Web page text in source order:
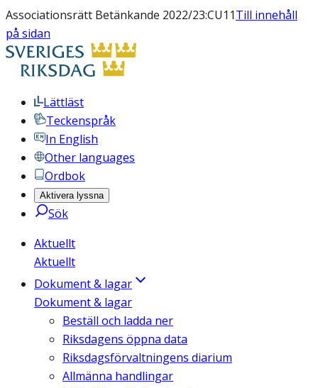
Associationsrätt Betänkande 2022/23:CU11Till innehåll
på sidan
Lättläst
Teckenspråk
In English
Other languages
Ordbok
Aktivera lyssna
Sök
Aktuellt
Aktuellt
Dokument & lagar
Dokument & lagar
Beställ och ladda ner
Riksdagens öppna data
Riksdagsförvaltningens diarium
Allmänna handlingar